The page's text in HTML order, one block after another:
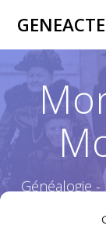
Généalogie